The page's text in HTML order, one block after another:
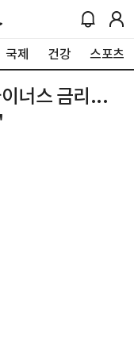
국제 건강 스포츠
너스 금리...